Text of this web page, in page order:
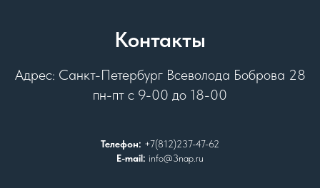
Контакты
Адрес: Санкт-Петербург Всеволода Боброва 28
пн-пт с 9-00 до 18-00
Телефон: +7(812)237-47-62
E-mail: info@3nap.ru